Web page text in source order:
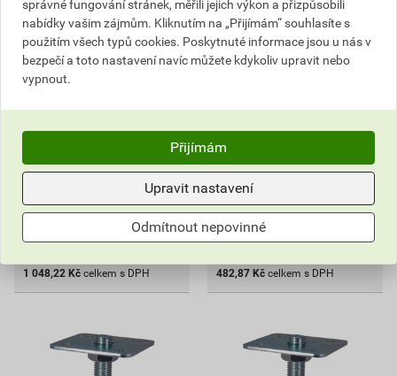
Patka pilíře s pojistkou M30
140/125×330×140/125×6
mm
1 278,32 Kč
Skladem v (31) prodejnách
Do košíku
1 048,22 Kč celkem s DPH
Patka sloupku bez základny
M24 100×330×100×6 mm
Vyberte si prodejnu
Skladem v (31) prodejnách
Do košíku
482,87 Kč celkem s DPH
správné fungování stránek, měřili jejich výkon a přizpůsobili
nabídky vašim zájmům. Kliknutím na „Přijímám“ souhlasíte s
použitím všech typů cookies. Poskytnuté informace jsou u nás v
bezpečí a toto nastavení navíc můžete kdykoliv upravit nebo
vypnout.
Přijímám
Upravit nastavení
Odmítnout nepovinné